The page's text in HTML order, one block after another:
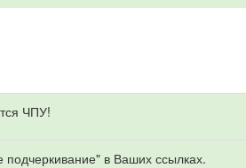
ЧПУ!
в Ваших ссылках.